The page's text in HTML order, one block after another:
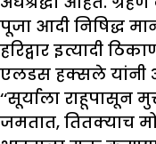
पूजा आदी निषिद्ध
हरिद्वार इत्यादी
एलडस हक्सले यांनी
‘‘सूर्याला
जमतात, तितक्याच